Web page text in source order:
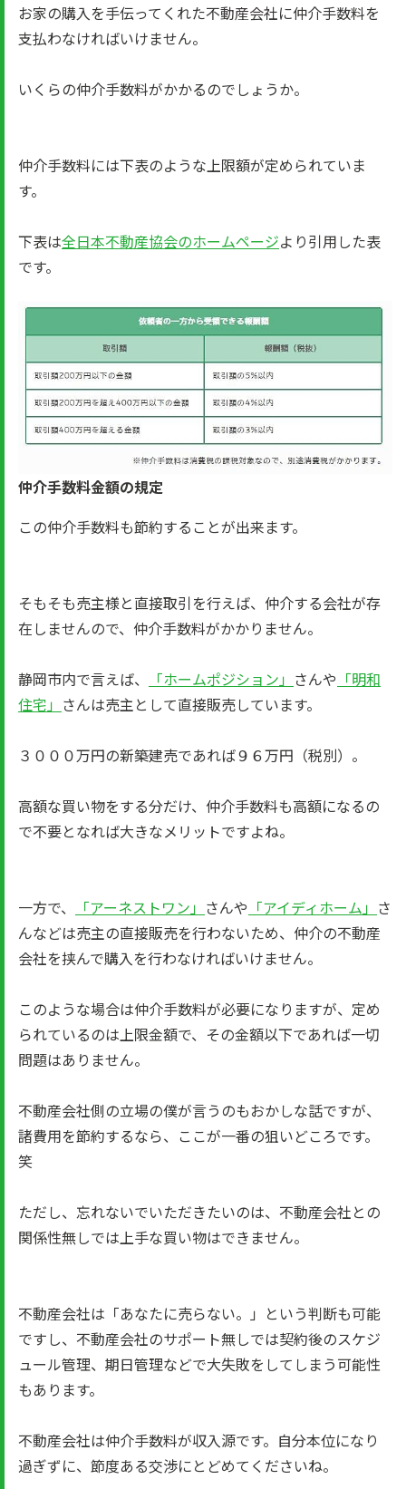
お家の購入を手伝ってくれた不動産会社に仲介手数料を
支払わなければいけません。
いくらの仲介手数料がかかるのでしょうか。
仲介手数料には下表のような上限額が定められていま
す。
下表は全日本不動産協会のホームページより引用した表
です。
仲介手数料金額の規定
この仲介手数料も節約することが出来ます。
そもそも売主様と直接取引を行えば、仲介する会社が存
在しませんので、仲介手数料がかかりません。
静岡市内で言えば、 「ホームポジション」 さんや 「明和
住宅」 さんは売主として直接販売しています。
３０００万円の新築建売であれば９６万円（税別）。
高額な買い物をする分だけ、仲介手数料も高額になるの
で不要となれば大きなメリットですよね。
一方で、 「アーネストワン」 さんや 「アイディホーム」 さ
んなどは売主の直接販売を行わないため、仲介の不動産
会社を挟んで購入を行わなければいけません。
このような場合は仲介手数料が必要になりますが、定め
られているのは上限金額で、その金額以下であれば一切
問題はありません。
不動産会社側の立場の僕が言うのもおかしな話ですが、
諸費用を節約するなら、ここが一番の狙いどころです。
笑
ただし、忘れないでいただきたいのは、不動産会社との
関係性無しでは上手な買い物はできません。
不動産会社は「あなたに売らない。」という判断も可能
ですし、不動産会社のサポート無しでは契約後のスケジ
ュール管理、期日管理などで大失敗をしてしまう可能性
もあります。
不動産会社は仲介手数料が収入源です。自分本位になり
過ぎずに、節度ある交渉にとどめてくださいね。